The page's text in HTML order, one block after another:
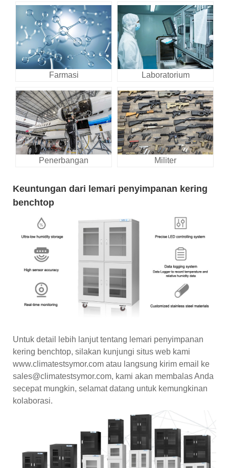
Farmasi Laboratorium
Penerbangan Militer
Keuntungan dari lemari penyimpanan kering
benchtop
Untuk detail lebih lanjut tentang lemari penyimpanan
kering benchtop, silakan kunjungi situs web kami
www.climatestsymor.com atau langsung kirim email ke
sales@climatestsymor.com, kami akan membalas Anda
secepat mungkin, selamat datang untuk kemungkinan
kolaborasi.